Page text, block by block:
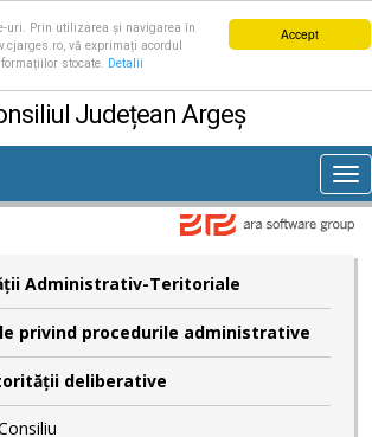
Accept
uri. Prin utilizarea și navigarea în
vă exprimați acordul
stocate.
Detalii
Județean Argeș
Administrativ-Teritoriale
privind procedurile administrative
deliberative